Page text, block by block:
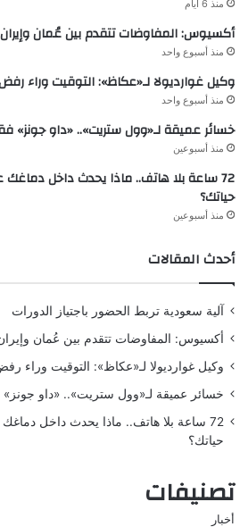
منذ 6 أيام
أكسيوس: المفاوضات تتقدم بين عُمان
منذ أسبوع واحد
وكيل غوارديولا لـ«عكاظ»: التوقيت وراء رفض
منذ أسبوع واحد
خسائر عميقة لـ«وول ستريت».. «داو جونز» فقد 580
منذ أسبوعين
72 ساعة بلا هاتف.. ماذا يحدث داخل
حياتك؟
منذ أسبوعين
أحدث المقالات
آلية سعودية تربط الحضور باجتياز الدورات
أكسيوس: المفاوضات تتقدم بين عُمان
وكيل غوارديولا لـ«عكاظ»: التوقيت وراء
خسائر عميقة لـ«وول ستريت».. «داو جونز» فقد 580
72 ساعة بلا هاتف.. ماذا يحدث داخل
حياتك؟
تصنيفات
أخبار